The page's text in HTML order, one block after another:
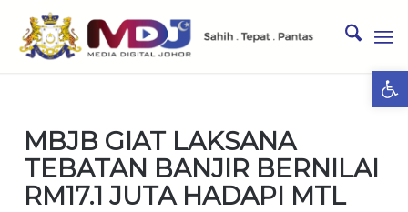
MBJB GIAT LAKSANA
TEBATAN BANJIR BERNILAI
RM17.1 JUTA HADAPI MTL